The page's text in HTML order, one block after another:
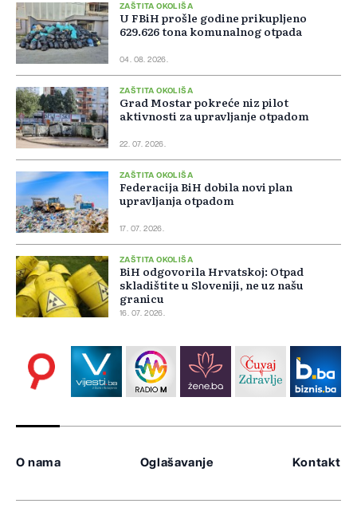
ZAŠTITA OKOLIŠA
U FBiH prošle godine prikupljeno
629.626 tona komunalnog otpada
04. 08. 2026.
ZAŠTITA OKOLIŠA
Grad Mostar pokreće niz pilot
aktivnosti za upravljanje otpadom
22. 07. 2026.
ZAŠTITA OKOLIŠA
Federacija BiH dobila novi plan
upravljanja otpadom
17. 07. 2026.
ZAŠTITA OKOLIŠA
BiH odgovorila Hrvatskoj: Otpad
skladištite u Sloveniji, ne uz našu
granicu
16. 07. 2026.
O nama Oglašavanje Kontakt